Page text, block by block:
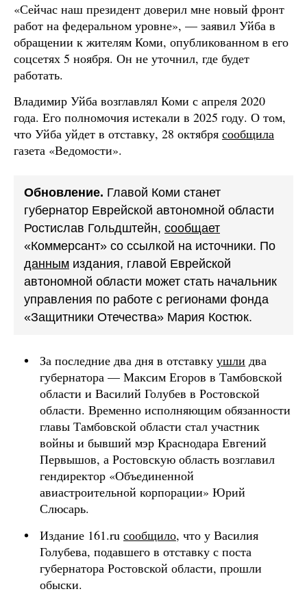
«Сейчас наш президент доверил мне новый фронт
работ на федеральном уровне», — заявил Уйба в
обращении к жителям Коми, опубликованном в его
соцсетях 5 ноября. Он не уточнил, где будет
работать.
Владимир Уйба возглавлял Коми с апреля 2020
года. Его полномочия истекали в 2025 году. О том,
что Уйба уйдет в отставку, 28 октября сообщила
газета «Ведомости».
Обновление. Главой Коми станет
губернатор Еврейской автономной области
Ростислав Гольдштейн, сообщает
«Коммерсант» со ссылкой на источники. По
данным издания, главой Еврейской
автономной области может стать начальник
управления по работе с регионами фонда
«Защитники Отечества» Мария Костюк.
За последние два дня в отставку ушли два
губернатора — Максим Егоров в Тамбовской
области и Василий Голубев в Ростовской
области. Временно исполняющим обязанности
главы Тамбовской области стал участник
войны и бывший мэр Краснодара Евгений
Первышов, а Ростовскую область возглавил
гендиректор «Объединенной
авиастроительной корпорации» Юрий
Слюсарь.
Издание 161.ru сообщило, что у Василия
Голубева, подавшего в отставку с поста
губернатора Ростовской области, прошли
обыски.